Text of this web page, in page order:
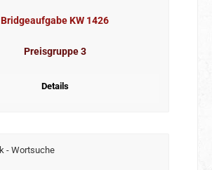
Bridgeaufgabe KW 1426
Preisgruppe 3
Details